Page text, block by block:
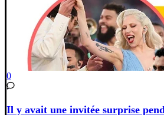
0
Il y avait une invitée surprise